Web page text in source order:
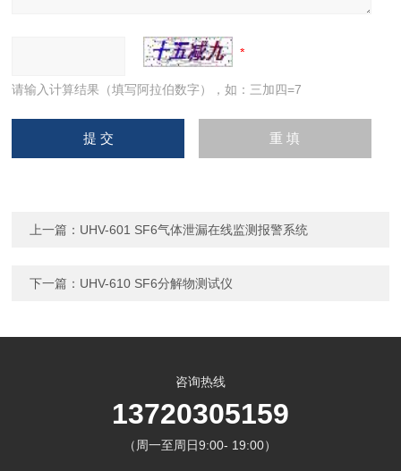
请输入计算结果（填写阿拉伯数字），如：三加四=7
上一篇： UHV-601 SF6气体泄漏在线监测报警系统
下一篇： UHV-610 SF6分解物测试仪
咨询热线
13720305159
（周一至周日9:00- 19:00）